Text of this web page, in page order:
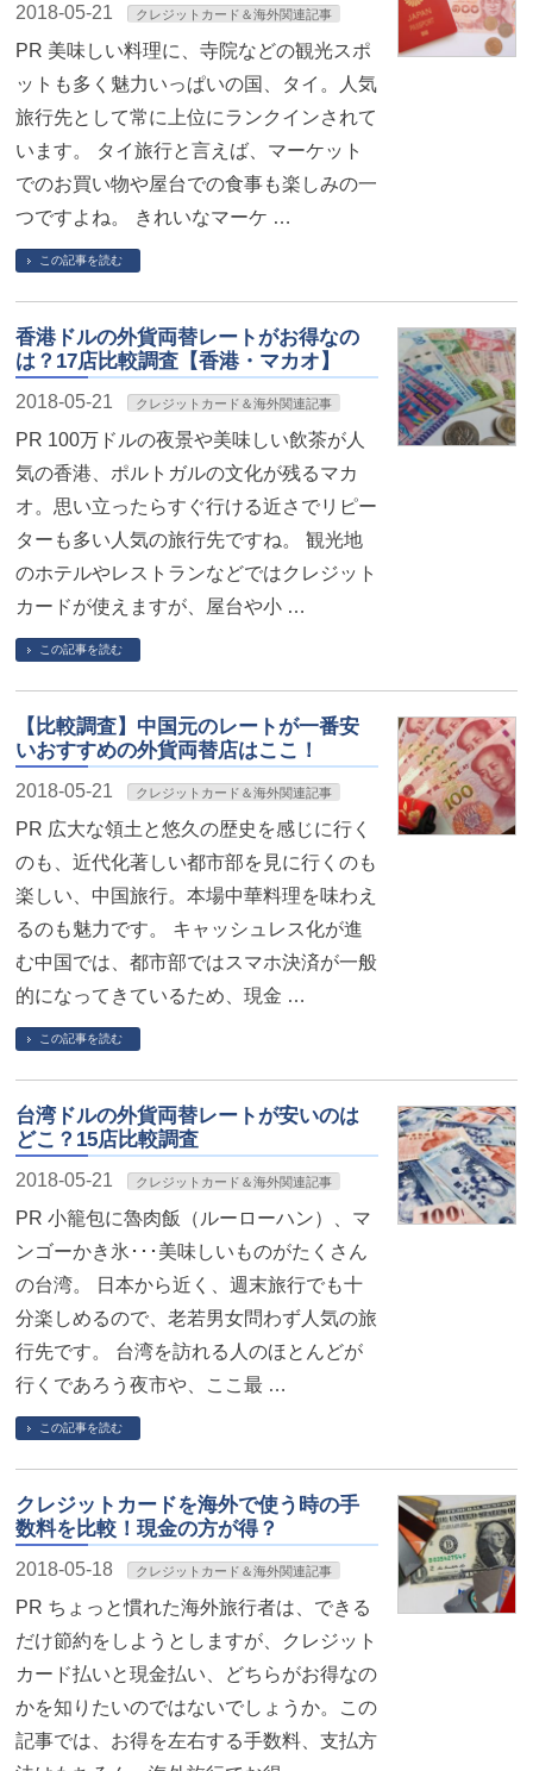
2018-05-21 クレジットカード＆海外関連記事
PR 美味しい料理に、寺院などの観光スポ
ットも多く魅力いっぱいの国、タイ。人気
旅行先として常に上位にランクインされて
います。 タイ旅行と言えば、マーケット
でのお買い物や屋台での食事も楽しみの一
つですよね。 きれいなマーケ …
この記事を読む
香港ドルの外貨両替レートがお得なの
は？17店比較調査【香港・マカオ】
2018-05-21 クレジットカード＆海外関連記事
PR 100万ドルの夜景や美味しい飲茶が人
気の香港、ポルトガルの文化が残るマカ
オ。思い立ったらすぐ行ける近さでリピー
ターも多い人気の旅行先ですね。 観光地
のホテルやレストランなどではクレジット
カードが使えますが、屋台や小 …
この記事を読む
【比較調査】中国元のレートが一番安
いおすすめの外貨両替店はここ！
2018-05-21 クレジットカード＆海外関連記事
PR 広大な領土と悠久の歴史を感じに行く
のも、近代化著しい都市部を見に行くのも
楽しい、中国旅行。本場中華料理を味わえ
るのも魅力です。 キャッシュレス化が進
む中国では、都市部ではスマホ決済が一般
的になってきているため、現金 …
この記事を読む
台湾ドルの外貨両替レートが安いのは
どこ？15店比較調査
2018-05-21 クレジットカード＆海外関連記事
PR 小籠包に魯肉飯（ルーローハン）、マ
ンゴーかき氷･･･美味しいものがたくさん
の台湾。 日本から近く、週末旅行でも十
分楽しめるので、老若男女問わず人気の旅
行先です。 台湾を訪れる人のほとんどが
行くであろう夜市や、ここ最 …
この記事を読む
クレジットカードを海外で使う時の手
数料を比較！現金の方が得？
2018-05-18 クレジットカード＆海外関連記事
PR ちょっと慣れた海外旅行者は、できる
だけ節約をしようとしますが、クレジット
カード払いと現金払い、どちらがお得なの
かを知りたいのではないでしょうか。この
記事では、お得を左右する手数料、支払方